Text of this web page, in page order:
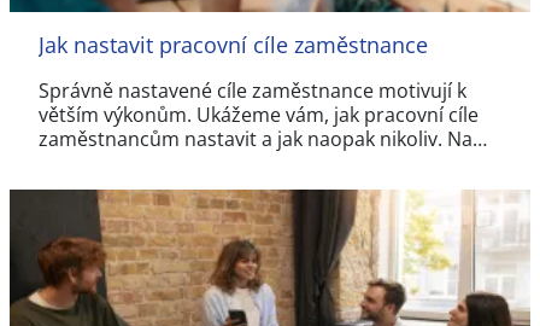
Jak nastavit pracovní cíle zaměstnance
Správně nastavené cíle zaměstnance motivují k
větším výkonům. Ukážeme vám, jak pracovní cíle
zaměstnancům nastavit a jak naopak nikoliv. Na…